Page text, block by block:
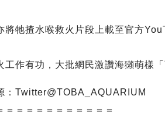
將牠揸水喉救火片段上載至官方
工作有功，大批網民激讚海獺萌樣
：Twitter@TOBA_AQUARIUM
＝＝＝＝＝＝＝＝＝＝＝